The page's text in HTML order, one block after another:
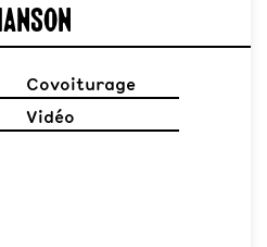
Covoiturage
Vidéo